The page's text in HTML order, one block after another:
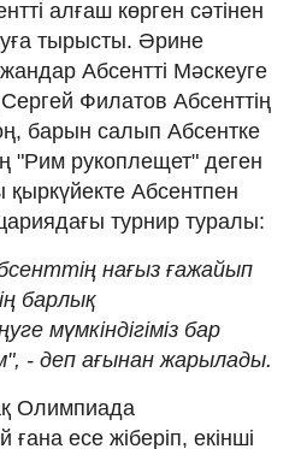
алғаш көрген сәтінен
тырысты. Әрине
Абсентті Мәскеуге
Сергей Филатов Абсенттің
барын салып Абсентке
"Рим рукоплещет" деген
Абсентпен
турнир туралы:
нағыз ғажайып
барлық
мүмкіндігіміз бар
- деп ағынан жарылады.
Олимпиада
есе жіберіп, екінші